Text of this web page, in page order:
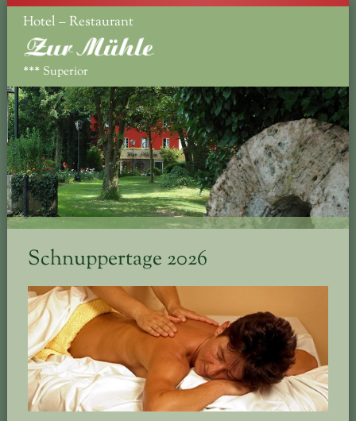
Hotel – Restaurant
*** Superior
Schnuppertage 2026